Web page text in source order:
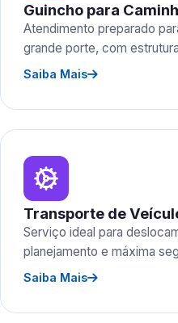
Guincho para
Atendimento preparado
grande porte, com
Saiba Mais
Transporte de
Serviço ideal para
planejamento e máxima
Saiba Mais